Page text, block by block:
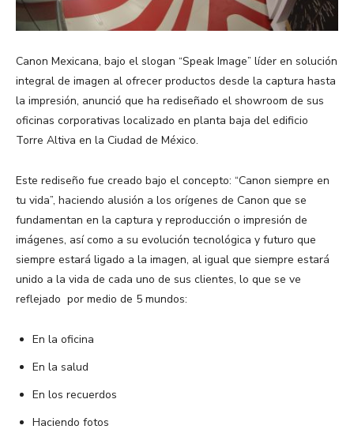
Canon Mexicana, bajo el slogan “Speak Image” líder en solución
integral de imagen al ofrecer productos desde la captura hasta
la impresión, anunció que ha rediseñado el showroom de sus
oficinas corporativas localizado en planta baja del edificio
Torre Altiva en la Ciudad de México.
Este rediseño fue creado bajo el concepto: “Canon siempre en
tu vida”, haciendo alusión a los orígenes de Canon que se
fundamentan en la captura y reproducción o impresión de
imágenes, así como a su evolución tecnológica y futuro que
siempre estará ligado a la imagen, al igual que siempre estará
unido a la vida de cada uno de sus clientes, lo que se ve
reflejado por medio de 5 mundos:
En la oficina
En la salud
En los recuerdos
Haciendo fotos